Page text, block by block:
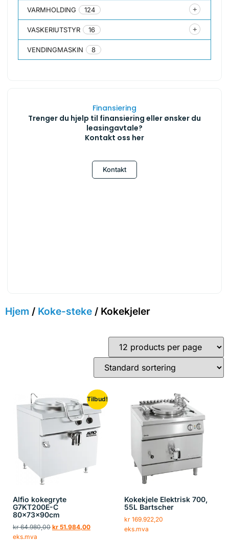
VARMHOLDING 124
VASKERIUTSTYR 16
VENDINGMASKIN 8
Finansiering
Trenger du hjelp til finansiering eller ønsker du
leasingavtale?
Kontakt oss her
Kontakt
Hjem / Koke-steke / Kokekjeler
Tilbud!
Alfio kokegryte
G7KT200E-C
80x73x90cm
kr64.980,00 kr 51.984,00
eks.mva
Kokekjele Elektrisk 700,
55L Bartscher
kr169.922,20
eks.mva